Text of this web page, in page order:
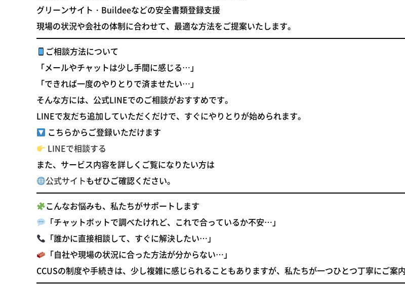
グリーンサイト・Buildeeなどの安全書類登録支援
現場の状況や会社の体制に合わせて、 最適な方法をご提案いたします。
ご相談方法について
「メールやチャットは少し手間に感じる…」
「できれば一度のやりとりで済ませたい…」
そんな方には、 公式LINEでのご相談がおすすめです。
LINEで友だち追加していただくだけで、すぐにやりとりが始められます。
こちらからご登録いただけます
LINEで相談する
また、サービス内容を詳しくご覧になりたい方は
公式サイトもぜひご確認ください。
こんなお悩みも、私たちがサポートします
「チャットボットで調べたけれど、これで合っているか不安…」
「誰かに直接相談して、すぐに解決したい…」
「自社や現場の状況に合った方法が分からない…」
CCUSの制度や手続きは、少し複雑に感じられることもありますが、私たちが一つひとつ丁寧にご案